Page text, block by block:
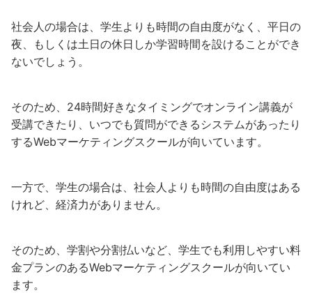
社会人の場合は、学生よりも時間の自由度がなく、平日の
夜、もしくは土日の休日しか学習時間を設けることができ
ないでしょう。
そのため、24時間好きなタイミングでオンライン講義が
受講できたり、いつでも質問ができるシステムがあったり
するWebマーケティングスクールが向いています。
一方で、学生の場合は、社会人よりも時間の自由度はある
けれど、経済力がありません。
そのため、学割や分割払いなど、学生でも利用しやすい料
金プランのあるWebマーケティングスクールが向いてい
ます。